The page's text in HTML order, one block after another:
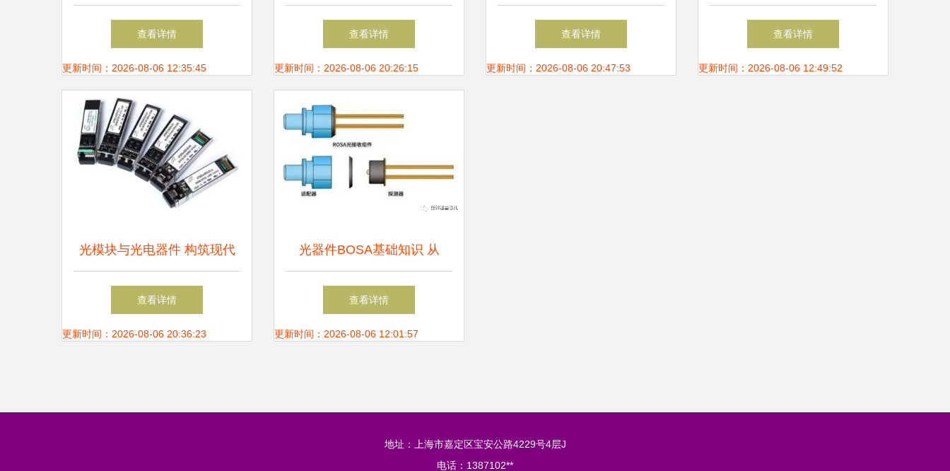
17A,CY-29_电子元器件_世界
工厂网中国产品信息库
查看详情
更新时间：2026-08-06 12:35:45
手”——定义、种类与产业链
全景解析
查看详情
更新时间：2026-08-06 20:26:15
D81 工业自动化的精准之选
查看详情
更新时间：2026-08-06 20:47:53
络、厂家布局与产业生态
查看详情
更新时间：2026-08-06 12:49:52
光模块与光电器件 构筑现代
光通信的基石
查看详情
更新时间：2026-08-06 20:36:23
光器件BOSA基础知识 从
BOSA到光电器件的核心解析
查看详情
更新时间：2026-08-06 12:01:57
地址：上海市嘉定区宝安公路4229号4层J
电话：1387102**